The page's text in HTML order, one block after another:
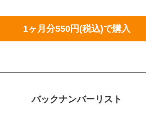
1ヶ月分550円(税込)で購入
バックナンバーリスト